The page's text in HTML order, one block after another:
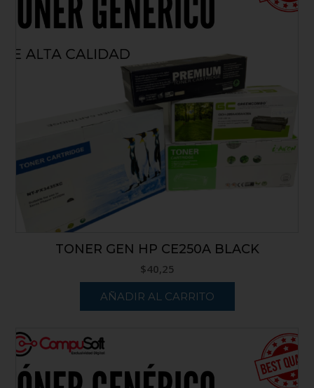
TONER GEN HP CE250A BLACK
$40,25
AÑADIR AL CARRITO